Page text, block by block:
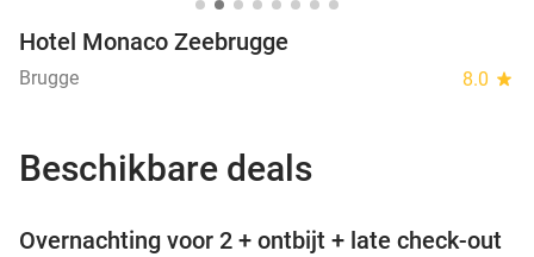
Hotel Monaco Zeebrugge
Brugge 8.0 star
Beschikbare deals
Overnachting voor 2 + ontbijt + late check-out